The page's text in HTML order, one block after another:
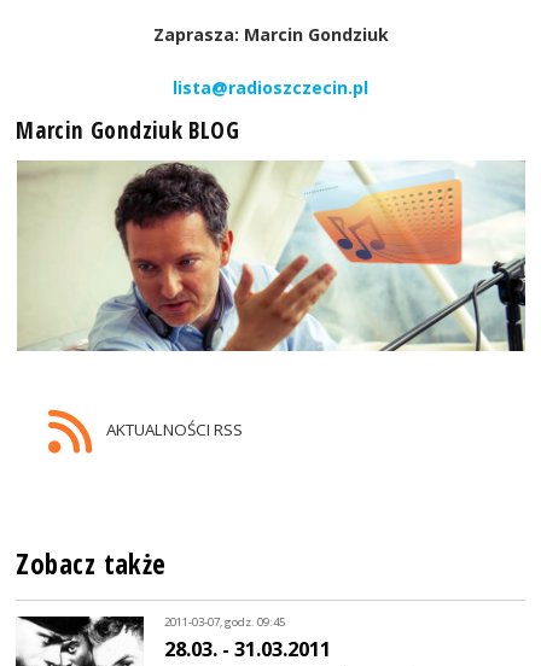
Zaprasza: Marcin Gondziuk
lista@radioszczecin.pl
Marcin Gondziuk BLOG
AKTUALNOŚCI RSS
Zobacz także
2011-03-07, godz. 09:45
28.03. - 31.03.2011